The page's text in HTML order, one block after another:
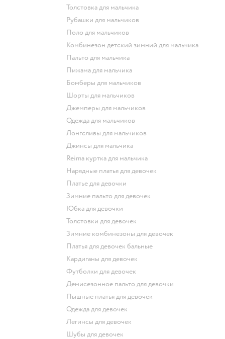
Толстовка для мальчика
Рубашки для мальчиков
Поло для мальчиков
Комбинезон детский зимний для мальчика
Пальто для мальчика
Пижама для мальчика
Бомберы для мальчиков
Шорты для мальчиков
Джемперы для мальчиков
Одежда для мальчиков
Лонгсливы для мальчиков
Джинсы для мальчика
Reima куртка для мальчика
Нарядные платья для девочек
Платье для девочки
Зимние пальто для девочек
Юбка для девочки
Толстовки для девочек
Зимние комбинезоны для девочек
Платья для девочек бальные
Кардиганы для девочек
Футболки для девочек
Демисезонное пальто для девочки
Пышные платья для девочек
Одежда для девочек
Легинсы для девочек
Шубы для девочек